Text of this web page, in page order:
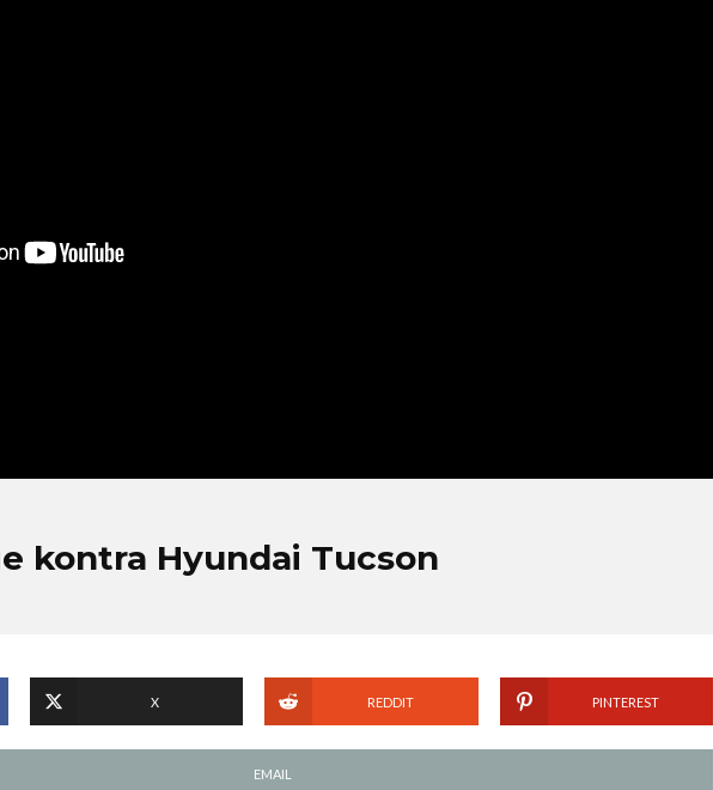
kontra Hyundai Tucson
X REDDIT PINTEREST
EMAIL